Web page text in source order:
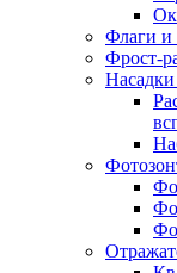
Флаги и
Фрост-